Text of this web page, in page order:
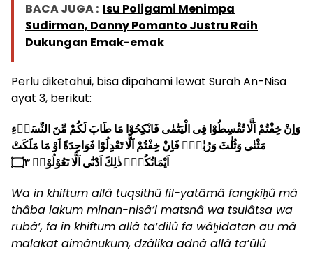
BACA JUGA : Isu Poligami Menimpa
Sudirman, Danny Pomanto Justru Raih
Dukungan Emak-emak
Perlu diketahui, bisa dipahami lewat Surah An-Nisa
ayat 3, berikut:
وَاِنْ خِفْتُمْ اَلَّا تُقْسِطُوْا فِى الْيَتٰمٰى فَانْكِحُوْا مَا طَابَ لَكُمْ مِّنَ النِّسَاۤءِ
مَثْنٰى وَثُلٰثَ وَرُبٰعَۚ فَاِنْ خِفْتُمْ اَلَّا تَعْدِلُوْا فَوَاحِدَةً اَوْ مَا مَلَكَتْ
اَيْمَانُكُمْۗ ذٰلِكَ اَدْنٰٓى اَلَّا تَعُوْلُوْاۗ ۝٣
Wa in khiftum allâ tuqsithû fil-yatâmâ fangkiḫû mâ
thâba lakum minan-nisâ’i matsnâ wa tsulâtsa wa
rubâ‘, fa in khiftum allâ ta‘dilû fa wâḫidatan au mâ
malakat aimânukum, dzâlika adnâ allâ ta‘ûlû